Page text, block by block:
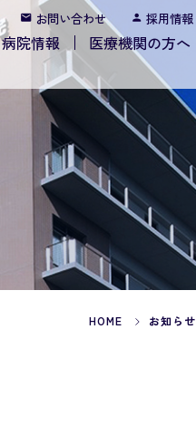
お問い合わせ 採用情報
病院情報 医療機関の方へ
HOME お知らせ